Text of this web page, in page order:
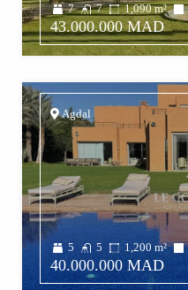
7 7 1,090 m²
43.000.000 MAD
Agdal
5 5 1,200 m²
40.000.000 MAD